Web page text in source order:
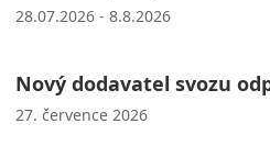
28.07.2026 - 8.8.2026
Nový dodavatel svozu
27. července 2026